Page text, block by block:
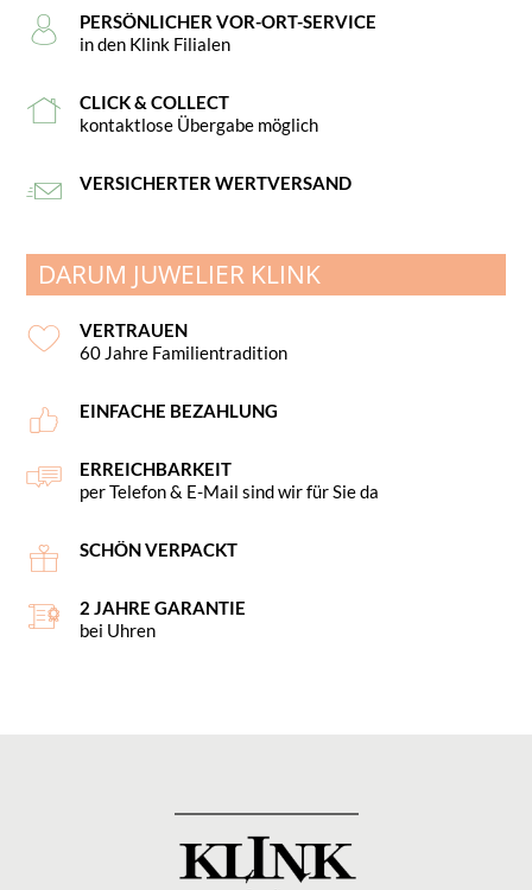
PERSÖNLICHER VOR-ORT-SERVICE
in den Klink Filialen
CLICK & COLLECT
kontaktlose Übergabe möglich
VERSICHERTER WERTVERSAND
DARUM JUWELIER KLINK
VERTRAUEN
60 Jahre Familientradition
EINFACHE BEZAHLUNG
ERREICHBARKEIT
per Telefon & E-Mail sind wir für Sie da
SCHÖN VERPACKT
2 JAHRE GARANTIE
bei Uhren